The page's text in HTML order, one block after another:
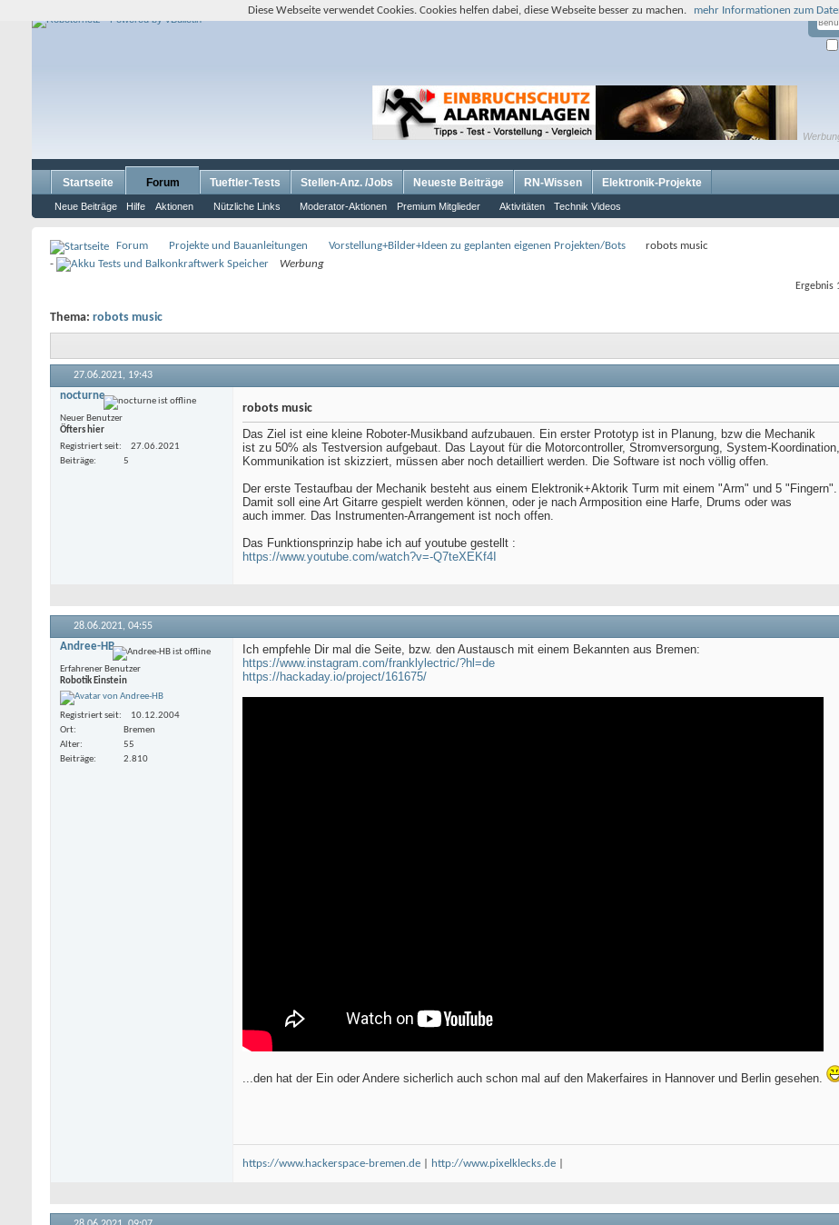
Startseite Forum
Neue Beiträge Hilfe Aktionen Nützliche Links Moderator-Aktionen Premium Mitglieder Aktivitäten Technik Videos
Tueftler-Tests Stellen-Anz. /Jobs Neueste Beiträge RN-Wissen Elektronik-Projekte
Forum Projekte und Bauanleitungen Vorstellung+Bilder+Ideen zu geplanten eigenen Projekten/Bots
robots music
-
Werbung
Ergebnis
Thema: robots music
27.06.2021, 19:43
nocturne
Neuer Benutzer
Öfters hier
Registriert seit
27.06.2021
Beiträge
5
robots music
Das Ziel ist eine kleine Roboter-Musikband aufzubauen. Ein erster Prototyp ist in Planung, bzw die Mechanik
ist zu 50% als Testversion aufgebaut. Das Layout für die Motorcontroller, Stromversorgung, System-Koordination,
Kommunikation ist skizziert, müssen aber noch detailliert werden. Die Software ist noch völlig offen.
Der erste Testaufbau der Mechanik besteht aus einem Elektronik+Aktorik Turm mit einem "Arm" und 5 "Fingern".
Damit soll eine Art Gitarre gespielt werden können, oder je nach Armposition eine Harfe, Drums oder was
auch immer. Das Instrumenten-Arrangement ist noch offen.
Das Funktionsprinzip habe ich auf youtube gestellt :
https://www.youtube.com/watch?v=-Q7teXEKf4I
28.06.2021, 04:55
Andree-HB
Erfahrener Benutzer
Robotik Einstein
Registriert seit
10.12.2004
Ort
Bremen
Alter
55
Beiträge
2.810
Ich empfehle Dir mal die Seite, bzw. den Austausch mit einem Bekannten aus Bremen:
https://www.instagram.com/franklylectric/?hl=de
https://hackaday.io/project/161675/
...den hat der Ein oder Andere sicherlich auch schon mal auf den Makerfaires in Hannover und Berlin gesehen.
https://www.hackerspace-bremen.de http://www.pixelklecks.de
Diese Webseite verwendet Cookies. Cookies helfen dabei, diese Webseite besser zu machen. mehr Informationen zum